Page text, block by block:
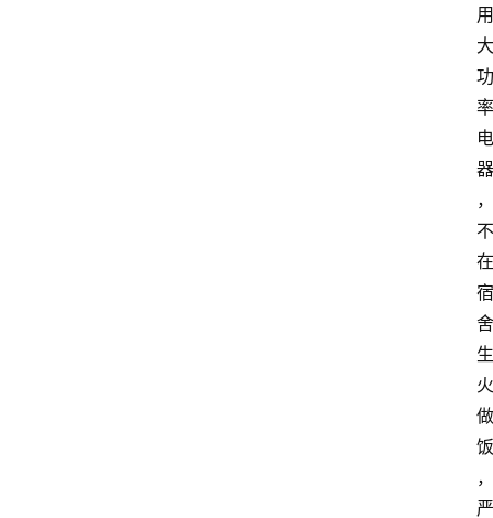
用
大
功
率
电
器
，
不
在
宿
舍
生
火
做
饭
，
严